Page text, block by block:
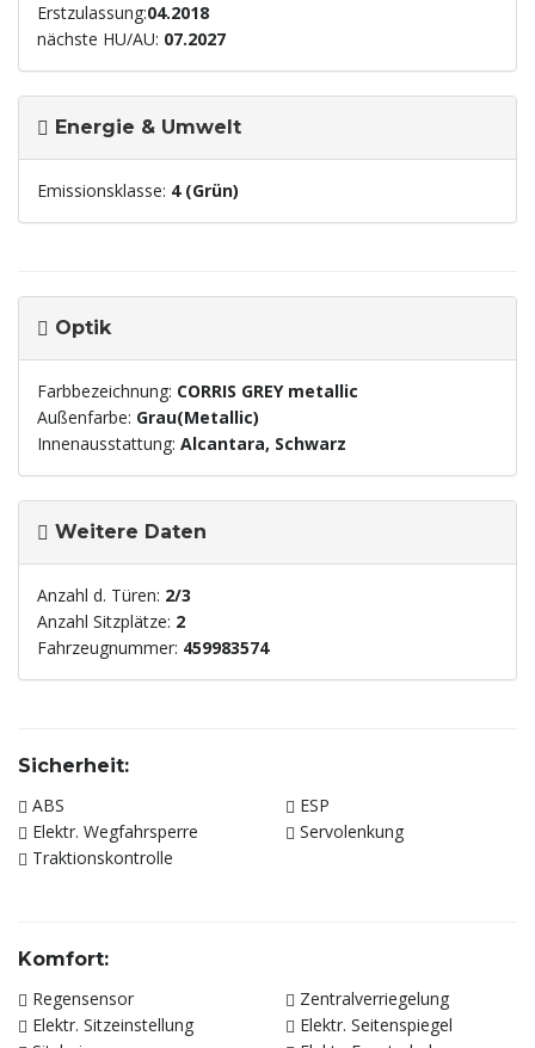
Erstzulassung:04.2018
nächste HU/AU: 07.2027
Energie & Umwelt
Emissionsklasse: 4 (Grün)
Optik
Farbbezeichnung: CORRIS GREY metallic
Außenfarbe: Grau(Metallic)
Innenausstattung: Alcantara, Schwarz
Weitere Daten
Anzahl d. Türen: 2/3
Anzahl Sitzplätze: 2
Fahrzeugnummer: 459983574
Sicherheit:
ABS
ESP
Elektr. Wegfahrsperre
Servolenkung
Traktionskontrolle
Komfort:
Regensensor
Zentralverriegelung
Elektr. Sitzeinstellung
Elektr. Seitenspiegel